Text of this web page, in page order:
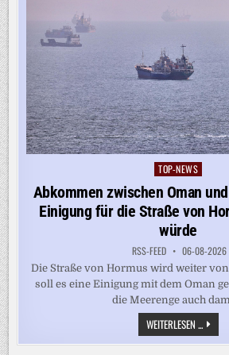
Posted
TOP-NEWS
Abkommen zwischen Oman
Einigung für die Straße von
würde
RSS-FEED 06-08-2026
Die Straße von Hormus wird weiter
soll es eine Einigung mit dem Oman
die Meerenge auch
WEITERLESEN ...
OMAN